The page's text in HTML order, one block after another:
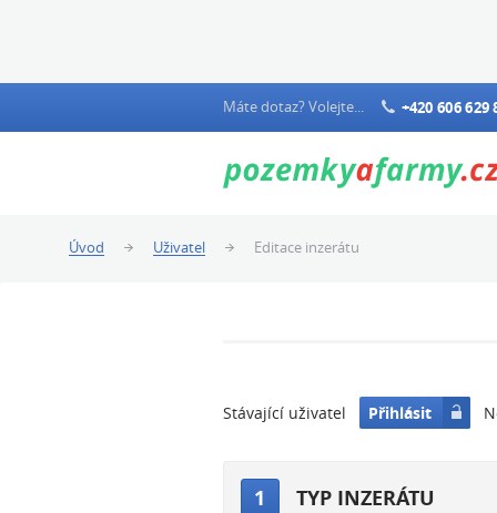
Máte dotaz? Volejte... +420 606 629
Úvod Uživatel Editace inzerátu
Stávající uživatel Přihlásit
1 TYP INZERÁTU